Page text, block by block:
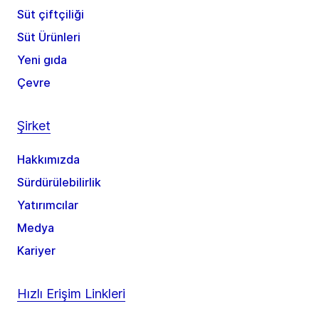
Süt çiftçiliği
Süt Ürünleri
Yeni gıda
Çevre
Şirket
Hakkımızda
Sürdürülebilirlik
Yatırımcılar
Medya
Kariyer
Hızlı Erişim Linkleri